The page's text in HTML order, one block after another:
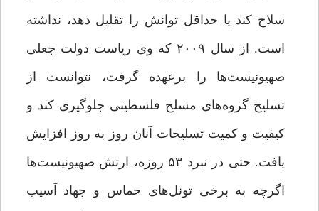
سلاح کند یا حداقل توانش را تقلیل دهد، نداشته
است‌. از سال ۲۰۰۹ که وی ریاست دولت جعلی
صهیونیست‌ها را برعهده گرفت، نتوانست از
تسلیح گروه‌های مسلح فلسطینی جلوگیری کند و
کیفیت و کمیت تسلیحات آنان روز به روز افزایش
یافت. حتی در نبرد ۵۳ روزه، ارتش صهیونیست‌ها
اگرچه به برخی تونل‌های حماس و جهاد آسیب